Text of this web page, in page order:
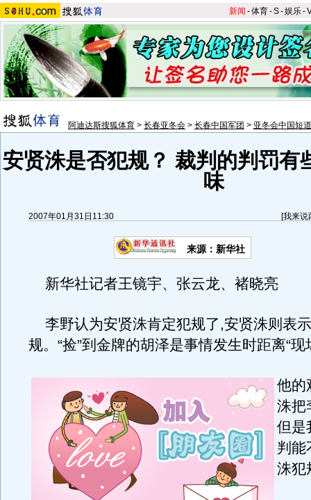
新闻 -体育-S-娱乐-
阿迪达斯搜狐体育 > 长春亚冬会 > 长春中国军团 > 亚冬会中国短
安贤洙是否犯规？ 裁判的判罚有
味
2007年01月31日11:30 [我来说
来源：新华社
新华社记者王镜宇、张云龙、褚晓亮
李野认为安贤洙肯定犯规了,安贤洙则表
规。“捡”到金牌的胡泽是事情发生时距离“现
他的
洙把
但是
判能
洙犯